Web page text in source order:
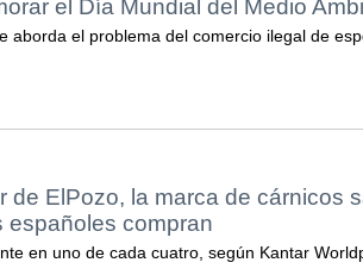
el Día Mundial del Medio
aborda el problema del comercio ilegal de
de ElPozo, la marca de cárnicos
españoles compran
en uno de cada cuatro, según Kantar